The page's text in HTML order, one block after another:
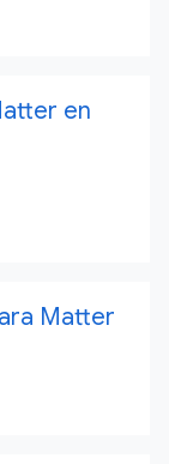
en
Matter